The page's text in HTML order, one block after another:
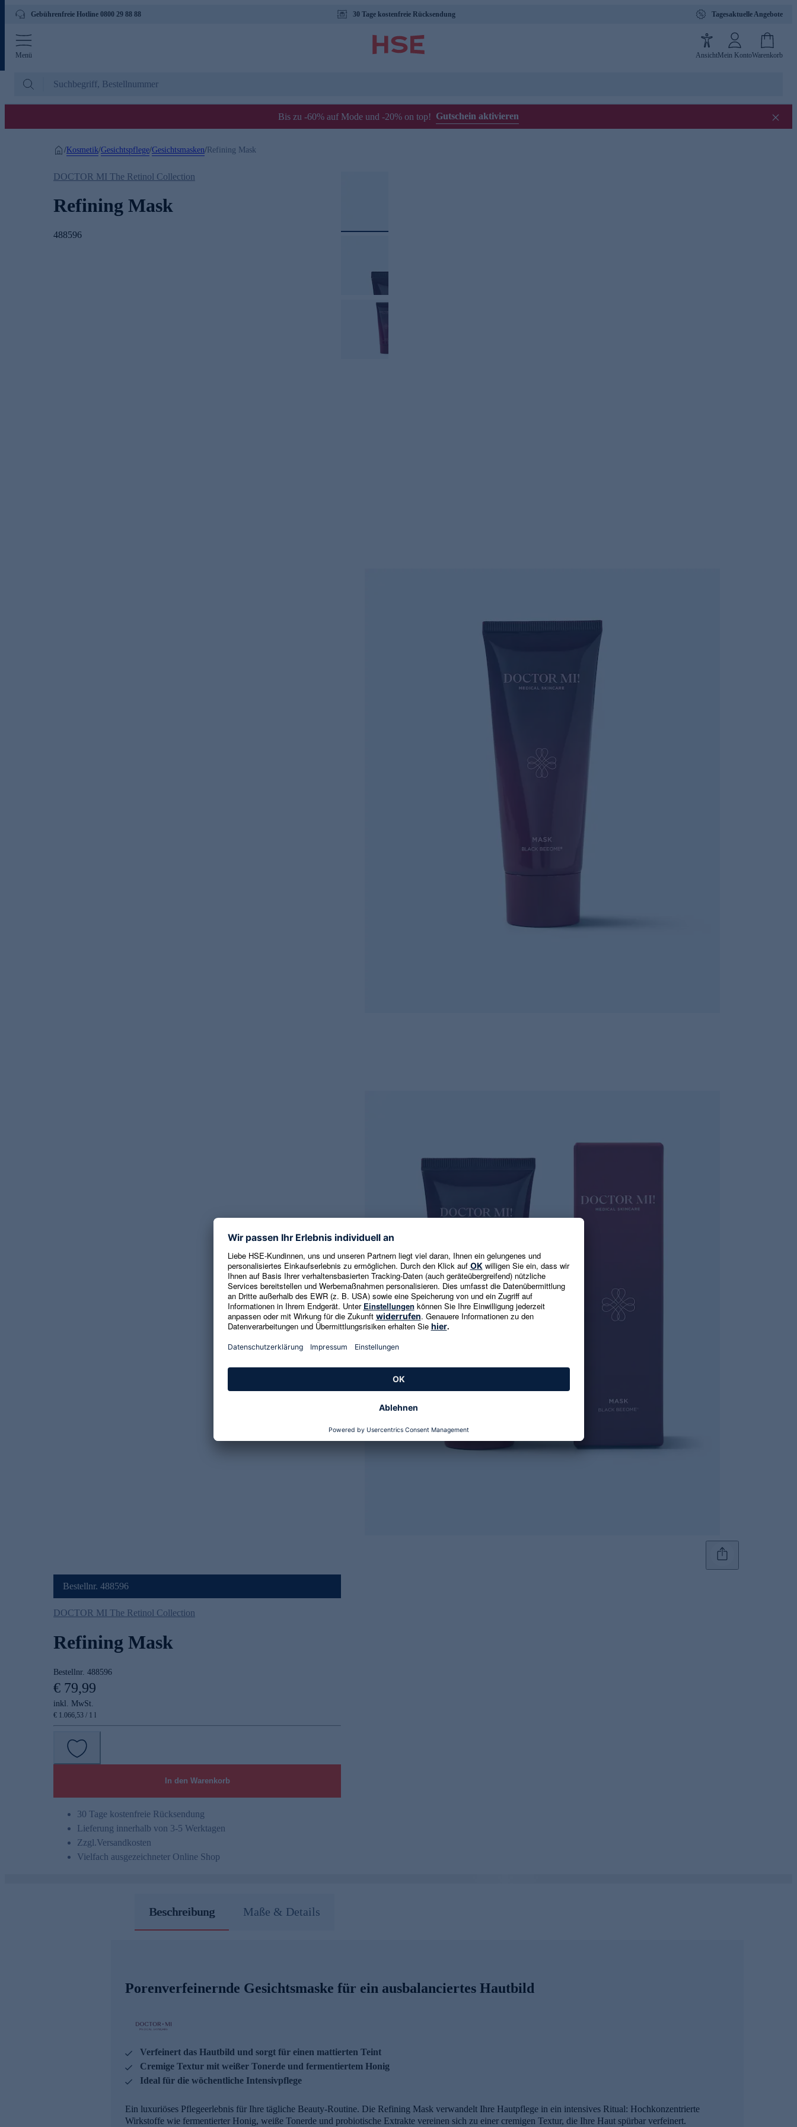
Gebührenfreie Hotline 0800 29 88 88 30 Tage kostenfreie Rücksendung Tagesaktuelle Angebote
Menü AnsichtMein KontoWarenkorb
Bis zu -60% auf Mode und -20% on top! Gutschein aktivieren
/Kosmetik/Gesichtspflege/Gesichtsmasken/ Refining Mask
DOCTOR MI The Retinol Collection
Refining Mask
488596
Bestellnr. 488596
DOCTOR MI The Retinol Collection
Refining Mask
Bestellnr. 488596
€ 79,99
inkl. MwSt.
€ 1.066,53 / 1 l
In den Warenkorb
30 Tage kostenfreie Rücksendung
Lieferung innerhalb von 3-5 Werktagen
Zzgl.Versandkosten
Vielfach ausgezeichneter Online Shop
Beschreibung Maße & Details
Porenverfeinernde Gesichtsmaske für ein ausbalanciertes Hautbild
Verfeinert das Hautbild und sorgt für einen mattierten Teint
Cremige Textur mit weißer Tonerde und fermentiertem Honig
Ideal für die wöchentliche Intensivpflege
Ein luxuriöses Pflegeerlebnis für Ihre tägliche Beauty-Routine. Die Refining Mask verwandelt Ihre Hautpflege in ein intensives Ritual: Hochkonzentrierte
Wirkstoffe wie fermentierter Honig, weiße Tonerde und probiotische Extrakte vereinen sich zu einer cremigen Textur, die Ihre Haut spürbar verfeinert.